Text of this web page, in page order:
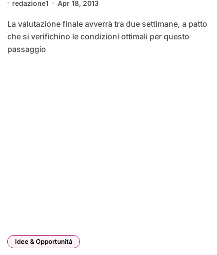
redazione1 Apr 18, 2013
La valutazione finale avverrà tra due settimane, a patto
che si verifichino le condizioni ottimali per questo
passaggio
Idee & Opportunità